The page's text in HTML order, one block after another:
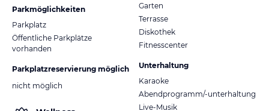
Parkmöglichkeiten
Parkplatz
Öffentliche Parkplätze
vorhanden
Parkplatzreservierung möglich
nicht möglich
Garten
Terrasse
Diskothek
Fitnesscenter
Unterhaltung
Karaoke
Abendprogramm/-unterhaltung
Live-Musik